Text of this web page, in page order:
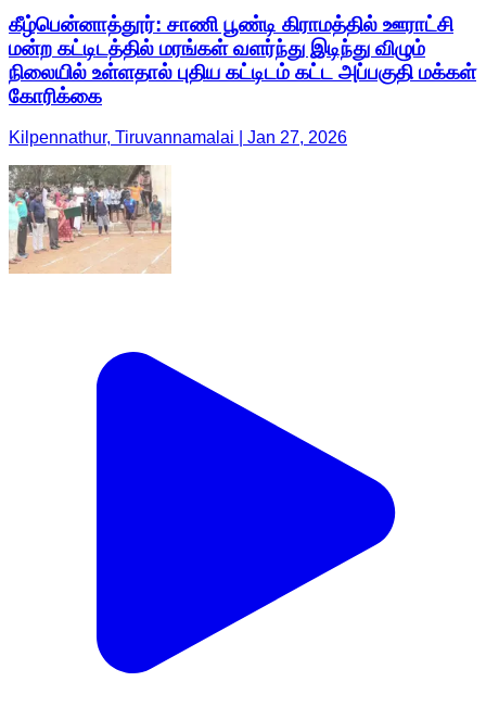
கீழ்பென்னாத்தூர்: சாணி பூண்டி கிராமத்தில் ஊராட்சி
மன்ற கட்டிடத்தில் மரங்கள் வளர்ந்து இடிந்து விழும்
நிலையில் உள்ளதால் புதிய கட்டிடம் கட்ட அப்பகுதி மக்கள்
கோரிக்கை
Kilpennathur, Tiruvannamalai | Jan 27, 2026